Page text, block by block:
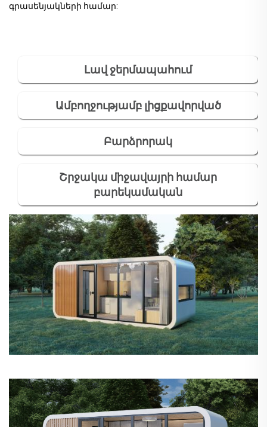
գրասենյակների համար:
Լավ ջերմապահում
Ամբողջությամբ լիցքավորված
Բարձրորակ
Շրջակա միջավայրի համար
բարեկամական